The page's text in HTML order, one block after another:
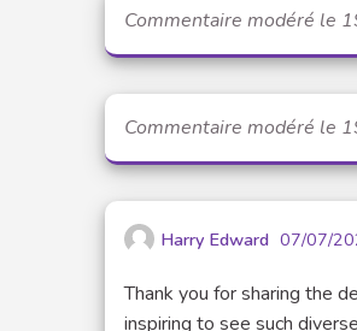
Commentaire modéré le
Commentaire modéré le
Harry Edward 07/07/
Thank you for sharing the
inspiring to see such